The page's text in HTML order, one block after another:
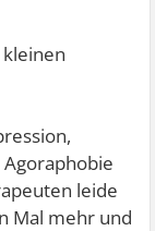
leide
Mal mehr und